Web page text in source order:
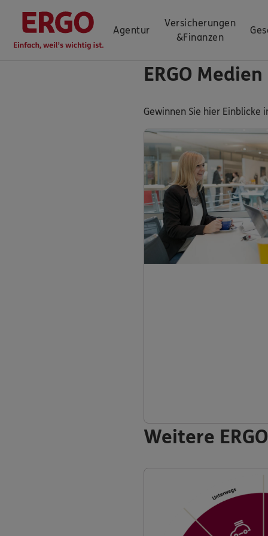
Agentur
Versicherungen
&Finanzen
ERGO Medien
Gewinnen Sie hier Einblicke
Weitere